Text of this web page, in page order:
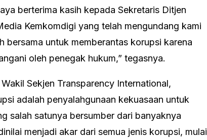
berterima kasih kepada Sekretaris Ditjen
Kemkomdigi yang telah mengundang kami
bersama untuk memberantas korupsi karena
oleh penegak hukum,” tegasnya.
Sekjen Transparency International,
adalah penyalahgunaan kekuasaan untuk
salah satunya bersumber dari banyaknya
menjadi akar dari semua jenis korupsi, mulai